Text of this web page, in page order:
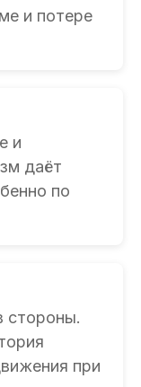
и потере
и
даёт
по
стороны.
при